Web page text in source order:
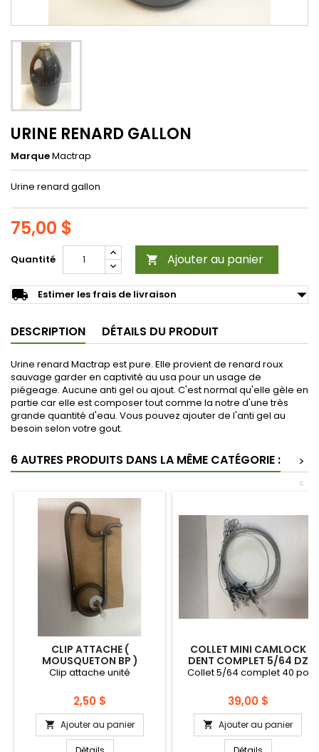
URINE RENARD GALLON
MarqueMactrap
Urine renard gallon
75,00 $
Quantité  Ajouter au panier
local_shipping Estimer les frais de livraison arrow_drop_down
DESCRIPTION DÉTAILS DU PRODUIT
Urine renard Mactrap est pure. Elle provient de renard roux
sauvage garder en captivité au usa pour un usage de
piégeage. Aucune anti gel ou ajout. C'est normal qu'elle gèle en
partie car elle est composer tout comme la notre d'une très
grande quantité d'eau. Vous pouvez ajouter de l'anti gel au
besoin selon votre gout.
6 AUTRES PRODUITS DANS LA MÊME CATÉGORIE :
>
<
CLIP ATTACHE (
MOUSQUETON BP )
Clip attache unité
Prix
2,50 $
 Ajouter au panier
COLLET MINI CAMLOCK
DENT COMPLET 5/64 DZ
Collet 5/64 complet 40 po
Prix
39,00 $
 Ajouter au panier